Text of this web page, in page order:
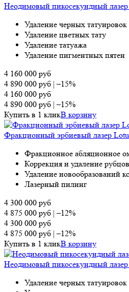
Неодимовый пикосекундный
Удаление черных татуировок
Удаление цветных тату
Удаление татуажа
Удаление пигментных пятен
4 160 000 руб
4 890 000 руб |–15%
4 160 000 руб
4 890 000 руб |–15%
Купить в 1 кликВ корзину
Фракционный эрбиевый лазер
Фракционное абляционное
Коррекция и удаление рубцов
Удаление новообразований
Лазерный пилинг
4 300 000 руб
4 875 000 руб |–12%
4 300 000 руб
4 875 000 руб |–12%
Купить в 1 кликВ корзину
Неодимовый пикосекундный
Удаление черных татуировок